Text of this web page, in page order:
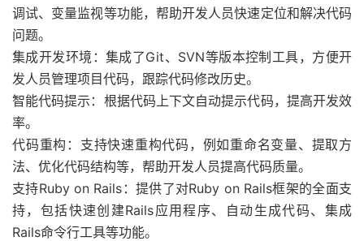
调试、变量监视等功能，帮助开发人员快速定位和解决代码
问题。
集成开发环境：集成了Git、SVN等版本控制工具，方便开
发人员管理项目代码，跟踪代码修改历史。
智能代码提示：根据代码上下文自动提示代码，提高开发效
率。
代码重构：支持快速重构代码，例如重命名变量、提取方
法、优化代码结构等，帮助开发人员提高代码质量。
支持Ruby on Rails：提供了对Ruby on Rails框架的全面支
持，包括快速创建Rails应用程序、自动生成代码、集成
Rails命令行工具等功能。